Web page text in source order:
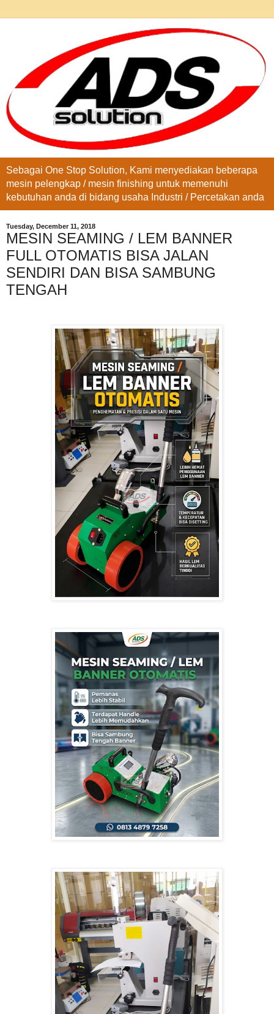
Sebagai One Stop Solution, Kami menyediakan beberapa
mesin pelengkap / mesin finishing untuk memenuhi
kebutuhan anda di bidang usaha Industri / Percetakan anda
Tuesday, December 11, 2018
MESIN SEAMING / LEM BANNER
FULL OTOMATIS BISA JALAN
SENDIRI DAN BISA SAMBUNG
TENGAH